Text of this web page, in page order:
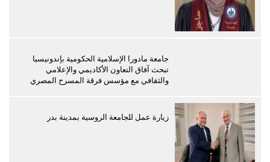
جامعة مادورا الإسلامية الحكومية بإندونيسيا
تبحث آفاق التعاون الأكاديمي والإعلامي
والثقافي مع مؤسس فرقة المسرح المصري
زيارة عمل للجامعة الروسية بمدينة بدر